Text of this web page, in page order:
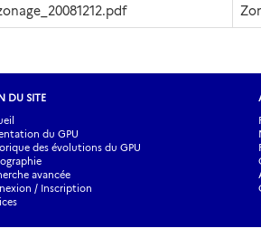
DU SITE
du GPU
des évolutions du GPU
avancée
/ Inscription